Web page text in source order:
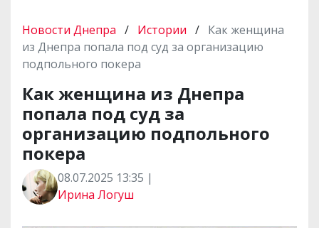
Новости Днепра / Истории / Как женщина
из Днепра попала под суд за организацию
подпольного покера
Как женщина из Днепра
попала под суд за
организацию подпольного
покера
08.07.2025 13:35 |
Ирина Логуш